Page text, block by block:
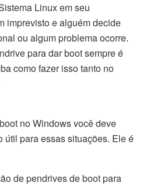
Linux em seu
imprevisto e alguém decide
ou algum problema ocorre.
para dar boot sempre é
como fazer isso tanto no
no Windows você deve
útil para essas situações. Ele é
de pendrives de boot para